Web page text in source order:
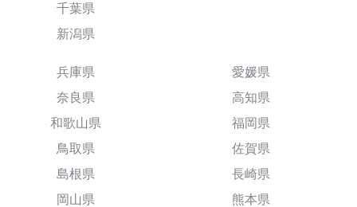
千葉県
新潟県
兵庫県
奈良県
和歌山県
鳥取県
島根県
岡山県
愛媛県
高知県
福岡県
佐賀県
長崎県
熊本県